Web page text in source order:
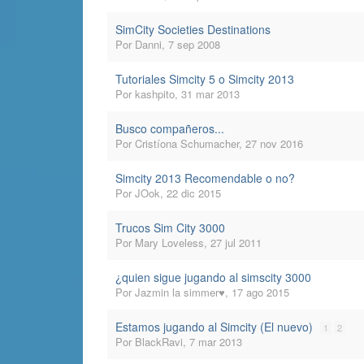
SimCity Societies Destinations
Por Danni, 7 sep 2008
Tutoriales Simcity 5 o Simcity 2013
Por kashpito, 31 mar 2013
Busco compañeros...
Por Cristíona Schumacher, 27 nov 2016
Simcity 2013 Recomendable o no?
Por JOok, 22 dic 2015
Trucos Sim City 3000
Por Mary Loveless, 27 jul 2011
¿quien sigue jugando al simscity 3000
Por Jazmin la simmer♥, 17 ago 2015
Estamos jugando al Simcity (El nuevo) 1 2
Por BlackRavi, 7 mar 2013